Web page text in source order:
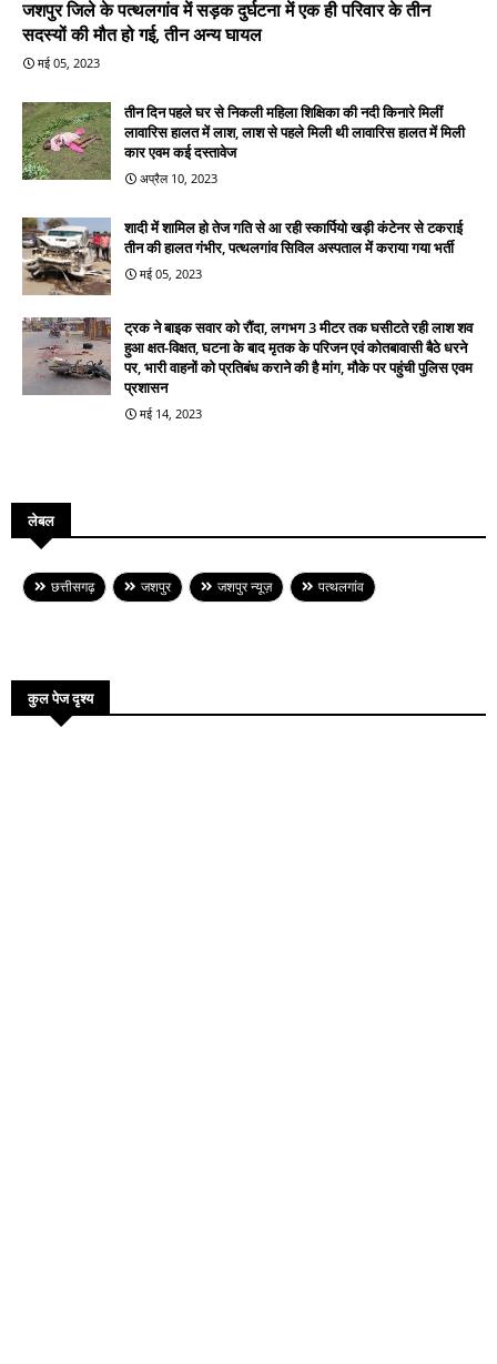
जशपुर जिले के पत्थलगांव में सड़क दुर्घटना में एक ही परिवार के तीन
सदस्यों की मौत हो गई, तीन अन्य घायल
मई 05, 2023
तीन दिन पहले घर से निकली महिला शिक्षिका की नदी किनारे मिलीं
लावारिस हालत में लाश, लाश से पहले मिली थी लावारिस हालत में मिली
कार एवम कई दस्तावेज
अप्रैल 10, 2023
शादी में शामिल हो तेज गति से आ रही स्कार्पियो खड़ी कंटेनर से टकराई
तीन की हालत गंभीर, पत्थलगांव सिविल अस्पताल में कराया गया भर्ती
मई 05, 2023
ट्रक ने बाइक सवार को रौंदा, लगभग 3 मीटर तक घसीटते रही लाश शव
हुआ क्षत-विक्षत, घटना के बाद मृतक के परिजन एवं कोतबावासी बैठे धरने
पर, भारी वाहनों को प्रतिबंध कराने की है मांग, मौके पर पहुंची पुलिस एवम
प्रशासन
मई 14, 2023
लेबल
छत्तीसगढ़ जशपुर जशपुर न्यूज़ पत्थलगांव
कुल पेज दृश्य